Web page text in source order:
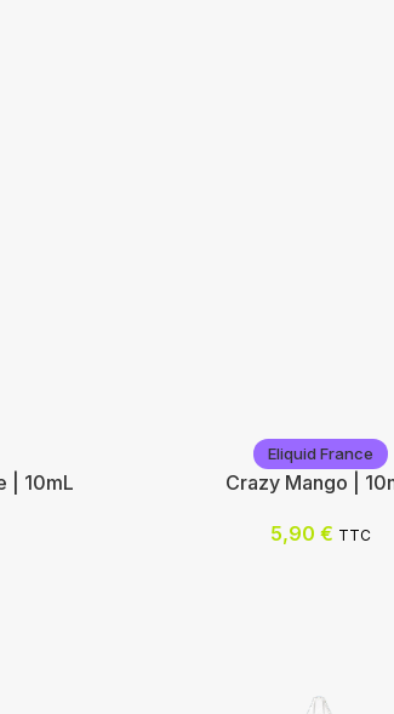
| 10mL
Eliquid France
Crazy Mango |
5,90 € TTC